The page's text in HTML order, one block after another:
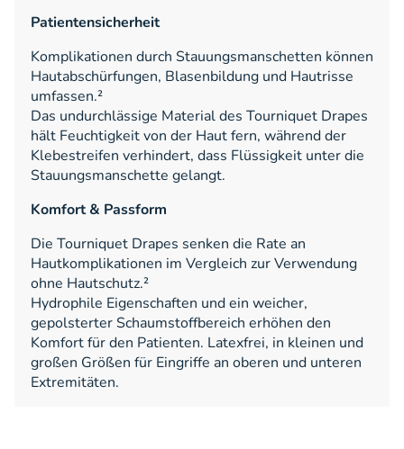
Patientensicherheit
Komplikationen durch Stauungsmanschetten können
Hautabschürfungen, Blasenbildung und Hautrisse
umfassen.²
Das undurchlässige Material des Tourniquet Drapes
hält Feuchtigkeit von der Haut fern, während der
Klebestreifen verhindert, dass Flüssigkeit unter die
Stauungsmanschette gelangt.
Komfort & Passform
Die Tourniquet Drapes senken die Rate an
Hautkomplikationen im Vergleich zur Verwendung
ohne Hautschutz.²
Hydrophile Eigenschaften und ein weicher,
gepolsterter Schaumstoffbereich erhöhen den
Komfort für den Patienten. Latexfrei, in kleinen und
großen Größen für Eingriffe an oberen und unteren
Extremitäten.